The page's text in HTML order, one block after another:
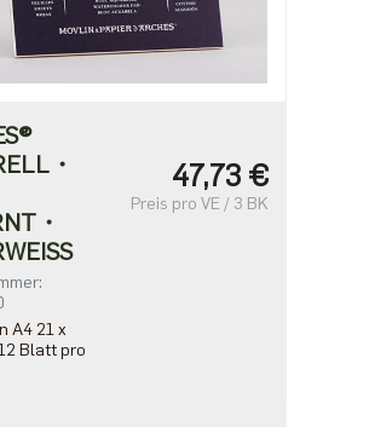
・
・
A4 21 x
Blatt pro
47,73 €
Preis pro VE / 3 BK